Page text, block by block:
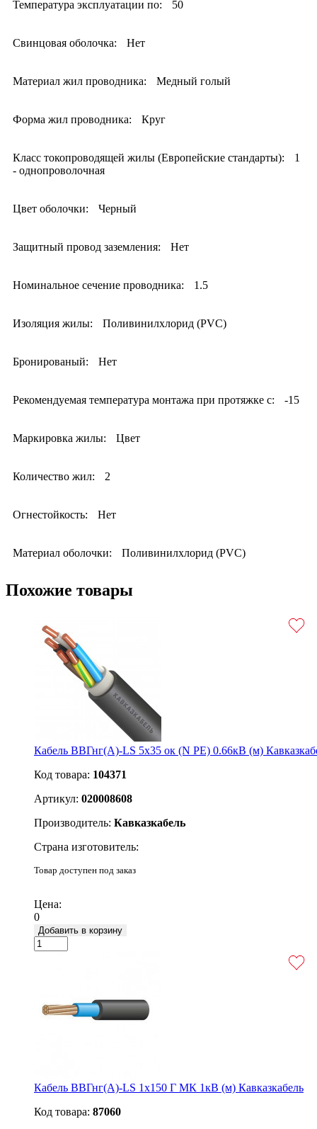
Температура эксплуатации по: 50
Свинцовая оболочка: Нет
Материал жил проводника: Медный голый
Форма жил проводника: Круг
Класс токопроводящей жилы (Европейские стандарты):
1
- однопроволочная
Цвет оболочки: Черный
Защитный провод заземления: Нет
Номинальное сечение проводника: 1.5
Изоляция жилы: Поливинилхлорид (PVC)
Бронированый: Нет
Рекомендуемая температура монтажа при протяжке с: -15
Маркировка жилы: Цвет
Количество жил: 2
Огнестойкость: Нет
Материал оболочки: Поливинилхлорид (PVC)
Похожие товары
Кабель ВВГнг(А)-LS 5х35 ок (N PE) 0.66кВ (м)
Код товара: 104371
Артикул: 020008608
Производитель: Кавказкабель
Страна изготовитель:
Товар доступен под заказ
Цена:
0
Добавить в корзину
Кабель ВВГнг(А)-LS 1х150 Г МК 1кВ (м) Кавказкабель
Код товара: 87060